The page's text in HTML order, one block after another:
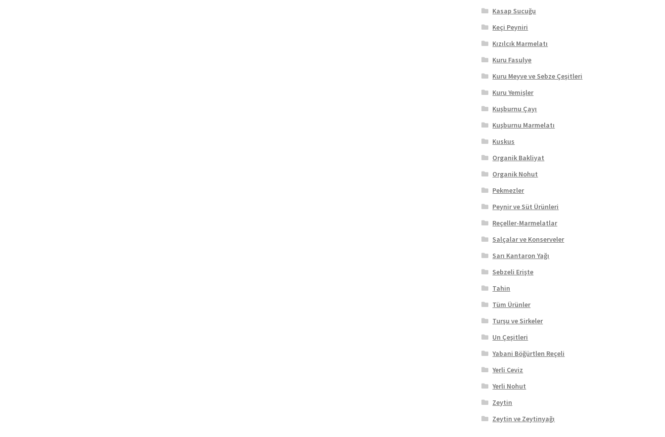
Kasap Sucuğu
Keçi Peyniri
Kızılcık Marmelatı
Kuru Fasulye
Kuru Meyve ve Sebze Çeşitleri
Kuru Yemişler
Kuşburnu Çayı
Kuşburnu Marmelatı
Kuskus
Organik Bakliyat
Organik Nohut
Pekmezler
Peynir ve Süt Ürünleri
Reçeller-Marmelatlar
Salçalar ve Konserveler
Sarı Kantaron Yağı
Sebzeli Erişte
Tahin
Tüm Ürünler
Turşu ve Sirkeler
Un Çeşitleri
Yabani Böğürtlen Reçeli
Yerli Ceviz
Yerli Nohut
Zeytin
Zeytin ve Zeytinyağı